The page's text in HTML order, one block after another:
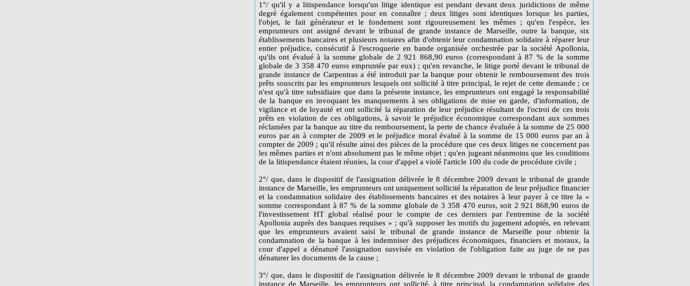
1°/ qu'il y a litispendance lorsqu'un litige identique est pendant devant deux juridictions de même
degré également compétentes pour en connaître ; deux litiges sont identiques lorsque les parties,
l'objet, le fait générateur et le fondement sont rigoureusement les mêmes ; qu'en l'espèce, les
emprunteurs ont assigné devant le tribunal de grande instance de Marseille, outre la banque, six
établissements bancaires et plusieurs notaires afin d'obtenir leur condamnation solidaire à réparer leur
entier préjudice, consécutif à l'escroquerie en bande organisée orchestrée par la société Apollonia,
qu'ils ont évalué à la somme globale de 2 921 868,90 euros (correspondant à 87 % de la somme
globale de 3 358 470 euros empruntée par eux) ; qu'en revanche, le litige porté devant le tribunal de
grande instance de Carpentras a été introduit par la banque pour obtenir le remboursement des trois
prêts souscrits par les emprunteurs lesquels ont sollicité à titre principal, le rejet de cette demande ; ce
n'est qu'à titre subsidiaire que dans la présente instance, les emprunteurs ont engagé la responsabilité
de la banque en invoquant les manquements à ses obligations de mise en garde, d'information, de
vigilance et de loyauté et ont sollicité la réparation de leur préjudice résultant de l'octroi de ces trois
prêts en violation de ces obligations, à savoir le préjudice économique correspondant aux sommes
réclamées par la banque au titre du remboursement, la perte de chance évaluée à la somme de 25 000
euros par an à compter de 2009 et le préjudice moral évalué à la somme de 15 000 euros par an à
compter de 2009 ; qu'il résulte ainsi des pièces de la procédure que ces deux litiges ne concernent pas
les mêmes parties et n'ont absolument pas le même objet ; qu'en jugeant néanmoins que les conditions
de la litispendance étaient réunies, la cour d'appel a violé l'article 100 du code de procédure civile ;
2°/ que, dans le dispositif de l'assignation délivrée le 8 décembre 2009 devant le tribunal de grande
instance de Marseille, les emprunteurs ont uniquement sollicité la réparation de leur préjudice financier
et la condamnation solidaire des établissements bancaires et des notaires à leur payer à ce titre la «
somme correspondant à 87 % de la somme globale de 3 358 470 euros, soit 2 921 868,90 euros de
l'investissement HT global réalisé pour le compte de ces derniers par l'entremise de la société
Apollonia auprès des banques requises » ; qu'à supposer les motifs du jugement adoptés, en relevant
que les emprunteurs avaient saisi le tribunal de grande instance de Marseille pour obtenir la
condamnation de la banque à les indemniser des préjudices économiques, financiers et moraux, la
cour d'appel a dénaturé l'assignation susvisée en violation de l'obligation faite au juge de ne pas
dénaturer les documents de la cause ;
3°/ que, dans le dispositif de l'assignation délivrée le 8 décembre 2009 devant le tribunal de grande
instance de Marseille, les emprunteurs ont sollicité, à titre principal, la condamnation solidaire des